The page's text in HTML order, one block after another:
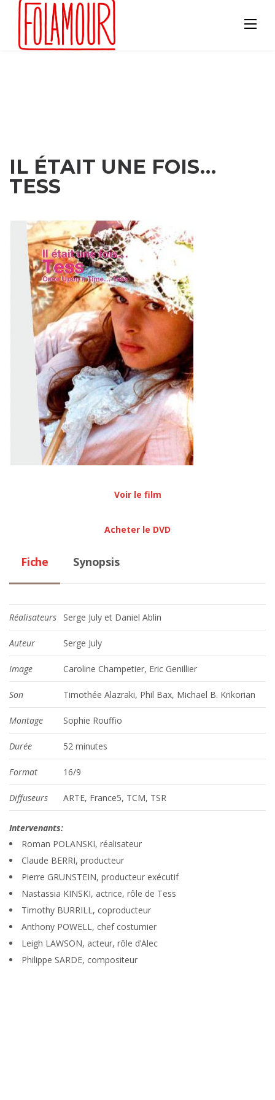
content
IL ÉTAIT UNE FOIS…
TESS
Voir le film
Acheter le DVD
Fiche Synopsis
Réalisateurs Serge July et Daniel Ablin
Auteur Serge July
Image Caroline Champetier, Eric Genillier
Son Timothée Alazraki, Phil Bax, Michael B. Krikorian
Montage Sophie Rouffio
Durée 52 minutes
Format 16/9
Diffuseurs ARTE, France5, TCM, TSR
Intervenants:
Roman POLANSKI, réalisateur
Claude BERRI, producteur
Pierre GRUNSTEIN, producteur exécutif
Nastassia KINSKI, actrice, rôle de Tess
Timothy BURRILL, coproducteur
Anthony POWELL, chef costumier
Leigh LAWSON, acteur, rôle d’Alec
Philippe SARDE, compositeur